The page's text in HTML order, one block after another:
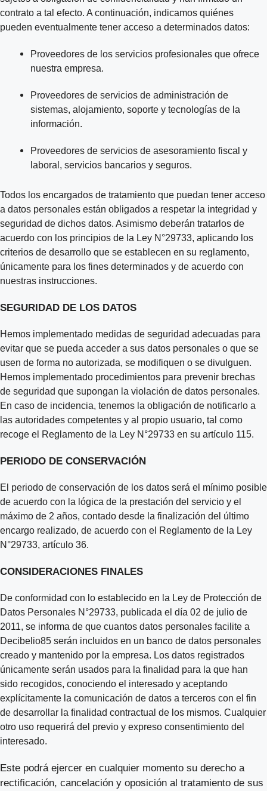
contrato a tal efecto. A continuación, indicamos quiénes
pueden eventualmente tener acceso a determinados datos:
Proveedores de los servicios profesionales que ofrece
nuestra empresa.
Proveedores de servicios de administración de
sistemas, alojamiento, soporte y tecnologías de la
información.
Proveedores de servicios de asesoramiento fiscal y
laboral, servicios bancarios y seguros.
Todos los encargados de tratamiento que puedan tener acceso
a datos personales están obligados a respetar la integridad y
seguridad de dichos datos. Asimismo deberán tratarlos de
acuerdo con los principios de la Ley N°29733, aplicando los
criterios de desarrollo que se establecen en su reglamento,
únicamente para los fines determinados y de acuerdo con
nuestras instrucciones.
SEGURIDAD DE LOS DATOS
Hemos implementado medidas de seguridad adecuadas para
evitar que se pueda acceder a sus datos personales o que se
usen de forma no autorizada, se modifiquen o se divulguen.
Hemos implementado procedimientos para prevenir brechas
de seguridad que supongan la violación de datos personales.
En caso de incidencia, tenemos la obligación de notificarlo a
las autoridades competentes y al propio usuario, tal como
recoge el Reglamento de la Ley N°29733 en su artículo 115.
PERIODO DE CONSERVACIÓN
El periodo de conservación de los datos será el mínimo posible
de acuerdo con la lógica de la prestación del servicio y el
máximo de 2 años, contado desde la finalización del último
encargo realizado, de acuerdo con el Reglamento de la Ley
N°29733, artículo 36.
CONSIDERACIONES FINALES
De conformidad con lo establecido en la Ley de Protección de
Datos Personales N°29733, publicada el día 02 de julio de
2011, se informa de que cuantos datos personales facilite a
Decibelio85 serán incluidos en un banco de datos personales
creado y mantenido por la empresa. Los datos registrados
únicamente serán usados para la finalidad para la que han
sido recogidos, conociendo el interesado y aceptando
explícitamente la comunicación de datos a terceros con el fin
de desarrollar la finalidad contractual de los mismos. Cualquier
otro uso requerirá del previo y expreso consentimiento del
interesado.
Este podrá ejercer en cualquier momento su derecho a
rectificación, cancelación y oposición al tratamiento de sus